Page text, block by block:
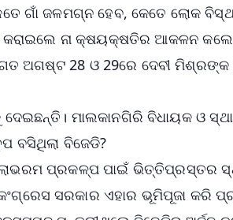
ଗାଁ ଜଳମଗ୍ନ ହେବ, କେତେ ଲୋକ
କରାଇଲେ ନା କ୍ଷୟକ୍ଷତିର ଆକଳନ
ଗତ ଅଗଷ୍ଟ 28 ଓ 29ରେ ଦେବୀ ମିଶ୍ରଙ୍କ
ମାଲକାନଗିରି ବିଧାୟକ ଓ
ବସିଥିଲା ବିଜେଡି?
ପ୍ରକଳ୍ପ ପାଇଁ ଭିତ୍ତିପ୍ରସ୍ତର
ସରକାର ଏହାର ଭୂମିପୂଜା କରି